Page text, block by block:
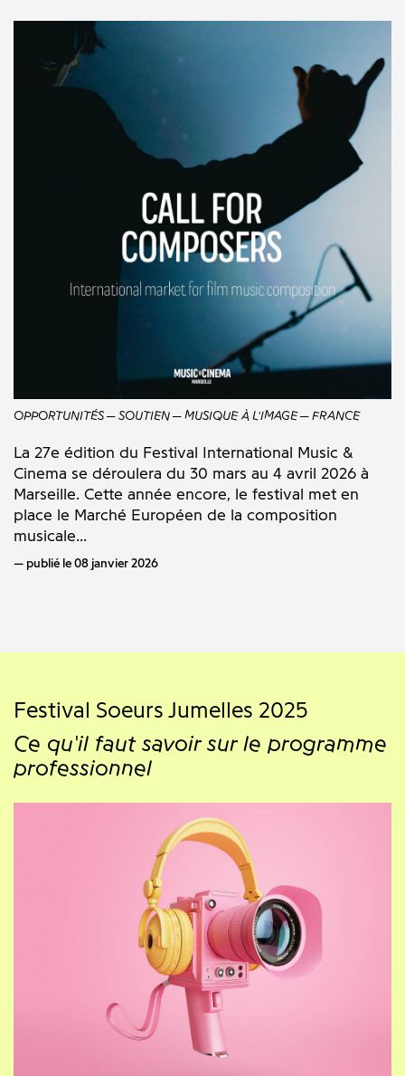
OPPORTUNITÉS SOUTIEN MUSIQUE À L'IMAGE FRANCE
La 27e édition du Festival International Music &
Cinema se déroulera du 30 mars au 4 avril 2026 à
Marseille. Cette année encore, le festival met en
place le Marché Européen de la composition
musicale...
publié le 08 janvier 2026
Festival Soeurs Jumelles 2025
Ce qu'il faut savoir sur le programme
professionnel